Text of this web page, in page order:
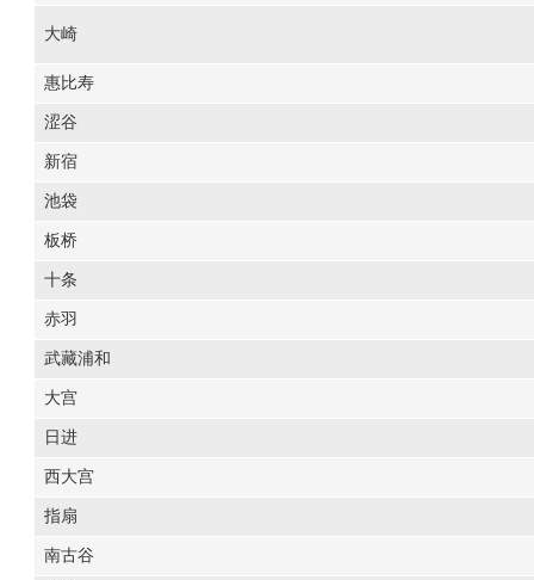
大崎
惠比寿
涩谷
新宿
池袋
板桥
十条
赤羽
武藏浦和
大宫
日进
西大宫
指扇
南古谷